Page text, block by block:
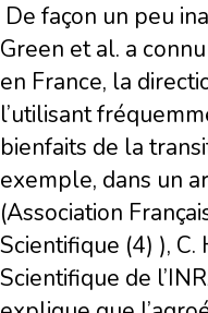
De façon un peu
Green et al. a
en France, la
l’utilisant
bienfaits de la
exemple, dans un
(Association
Scientifique (4) ),
Scientifique de